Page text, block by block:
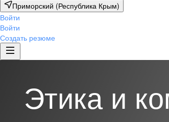
Приморский (Республика Крым)
Войти
Войти
Создать резюме
Этика и